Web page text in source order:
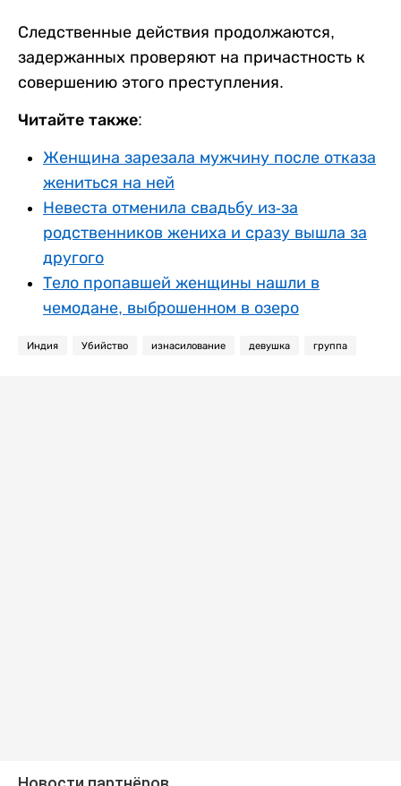
Следственные действия продолжаются,
задержанных проверяют на причастность к
совершению этого преступления.
Читайте также:
Женщина зарезала мужчину после отказа
жениться на ней
Невеста отменила свадьбу из-за
родственников жениха и сразу вышла за
другого
Тело пропавшей женщины нашли в
чемодане, выброшенном в озеро
Индия Убийство изнасилование девушка группа